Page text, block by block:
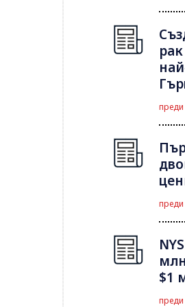
преди
преди
$1
преди